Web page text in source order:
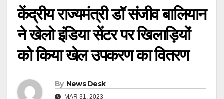
केंद्रीय राज्यमंत्री डॉ संजीव बालियान
ने खेलो इंडिया सेंटर पर खिलाड़ियों
को किया खेल उपकरण का वितरण
By News Desk
MAR 31, 2023